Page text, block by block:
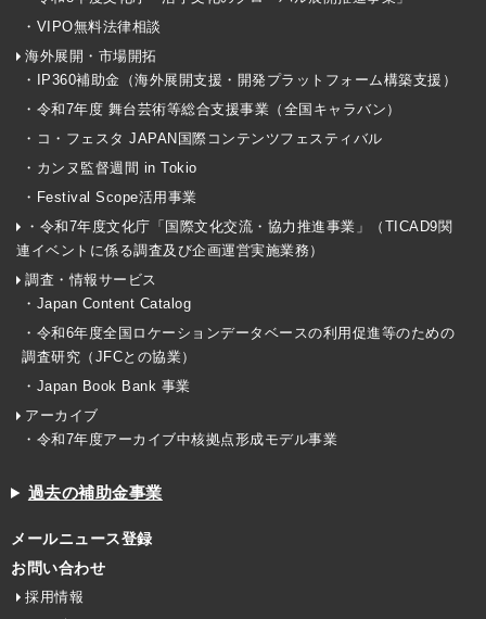
・VIPO無料法律相談
海外展開・市場開拓
・IP360補助金（海外展開支援・開発プラットフォーム構築支援）
・令和7年度 舞台芸術等総合支援事業（全国キャラバン）
・コ・フェスタ JAPAN国際コンテンツフェスティバル
・カンヌ監督週間 in Tokio
・Festival Scope活用事業
・令和7年度文化庁「国際文化交流・協力推進事業」（TICAD9関
連イベントに係る調査及び企画運営実施業務）
調査・情報サービス
・Japan Content Catalog
・令和6年度全国ロケーションデータベースの利用促進等のための
調査研究（JFCとの協業）
・Japan Book Bank 事業
アーカイブ
・令和7年度アーカイブ中核拠点形成モデル事業
過去の補助金事業
メールニュース登録
お問い合わせ
採用情報